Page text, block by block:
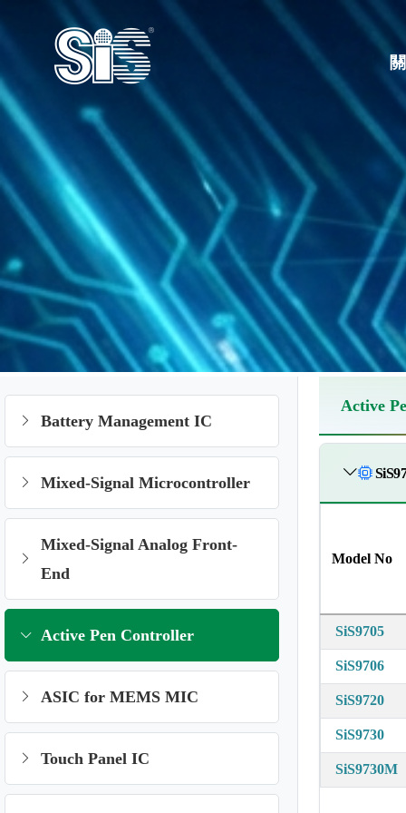
Battery Management IC
Mixed-Signal Microcontroller
Mixed-Signal Analog Front-
End
Active Pen Controller
ASIC for MEMS MIC
Touch Panel IC
Active
Model No
SiS9705
SiS9706
SiS9720
SiS9730
SiS9730M